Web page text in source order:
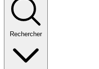
Rechercher